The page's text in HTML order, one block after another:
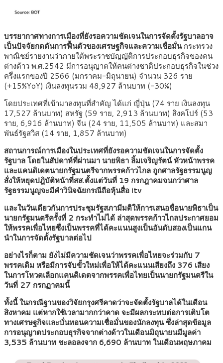
บรรยากาศทางการเมืองที่ยังรอความชัดเจนในการจัดตั้งรัฐบาลอาจ
เป็นปัจจัยกดดันการฟื้นตัวของเศรษฐกิจและความเชื่อมั่นกระทรวง
พาณิชย์รายงานว่าภายใต้พระราชบัญญัติการประกอบธุรกิจของคน
ต่างด้าว พ.ศ.2542 มีการอนุญาตให้คนต่างชาติประกอบธุรกิจในช่วง
ครึ่งแรกของปี 2566 (มกราคม-มิถุนายน) จำนวน 326 ราย
(+15%YoY) เงินลงทุนรวม 48,927 ล้านบาท (-30%)
โดยประเทศที่เข้ามาลงทุนที่สำคัญ ได้แก่ ญี่ปุ่น (74 ราย เงินลงทุน
17,527 ล้านบาท) สหรัฐ (59 ราย, 2,913 ล้านบาท) สิงคโปร์ (53
ราย, 6,916 ล้านบาท) จีน (24 ราย, 11,505 ล้านบาท) และสมา
พันธ์รัฐสวิส (14 ราย, 1,857 ล้านบาท)
สถานการณ์การเมืองในประเทศที่ยังรอความชัดเจนในการจัดตั้ง
รัฐบาล โดยในสัปดาห์ที่ผ่านมา นายพิธา ลิ้มเจริญรัตน์ หัวหน้าพรรค
และแคนดิเดตนายกรัฐมนตรีจากพรรคก้าวไกล ถูกศาลรัฐธรรมนูญ
สั่งให้หยุดปฎิบัติหน้าที่สส.ตั้งแต่วันที่ 19 กรกฎาคมจนกว่าศาล
รัฐธรรมนูญจะมีคำวินิจฉัยกรณีถือหุ้นสื่อ itv
และในวันเดียวกันการประชุมรัฐสภามีมติให้การเสนอชื่อนายพิธาเป็น
นายกรัฐมนตรีครั้งที่ 2 กระทำไม่ได้ ล่าสุดพรรคก้าวไกลประกาศยอม
ให้พรรคเพื่อไทยซึ่งเป็นพรรคที่ได้คะแนนสูงเป็นอันดับสองเป็นแกน
นำในการจัดตั้งรัฐบาลต่อไป
อย่างไรก็ตาม ยังไม่มีความชัดเจนว่าพรรคเพื่อไทยจะร่วมกับ 7
พรรคเดิม หรือมีการจับขั้วใหม่เพื่อให้ได้คะแนนเสียงถึง 376 เสียง
ในการโหวตเลือกแคนดิเดตจากพรรคเพื่อไทยเป็นนายกรัฐมนตรีใน
วันที่ 27 กรกฏาคมนี้
ทั้งนี้ ในกรณีฐานของวิจัยกรุงศรีคาดว่าจะจัดตั้งรัฐบาลได้ในเดือน
สิงหาคม แต่หากใช้เวลามากกว่าคาด จะมีผลกระทบต่อการเติบโต
ทางเศรษฐกิจและบั่นทอนความเชื่อมั่นของนักลงทุน ซึ่งล่าสุดข้อมูล
การอนุญาตประกอบธุรกิจจากต่างด้าวในเดือนมิถุนายนมีมูลค่า
3,535 ล้านบาท ชะลอลงจาก 6,690 ล้านบาท ในเดือนพฤษภาคม